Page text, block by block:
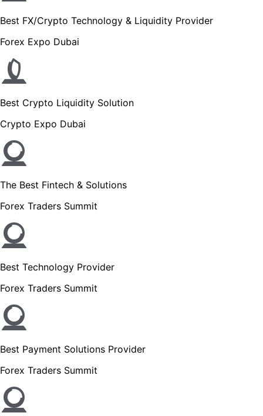
Best FX/Crypto Technology & Liquidity Provider
Forex Expo Dubai
Best Crypto Liquidity Solution
Crypto Expo Dubai
The Best Fintech & Solutions
Forex Traders Summit
Best Technology Provider
Forex Traders Summit
Best Payment Solutions Provider
Forex Traders Summit